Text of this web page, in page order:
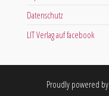
Datenschutz
LIT Verlag auf facebook
Proudly powered by